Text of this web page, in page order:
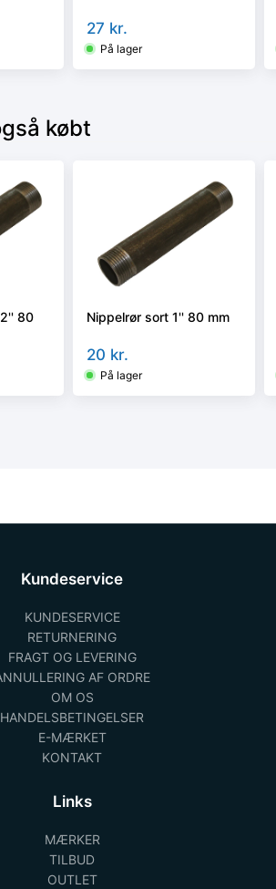
27 kr.
På lager
købt
80
Nippelrør sort 1'' 80 mm
20 kr.
På lager
Kundeservice
KUNDESERVICE
RETURNERING
FRAGT OG LEVERING
AF ORDRE
OM OS
HANDELSBETINGELSER
E-MÆRKET
KONTAKT
Links
MÆRKER
TILBUD
OUTLET